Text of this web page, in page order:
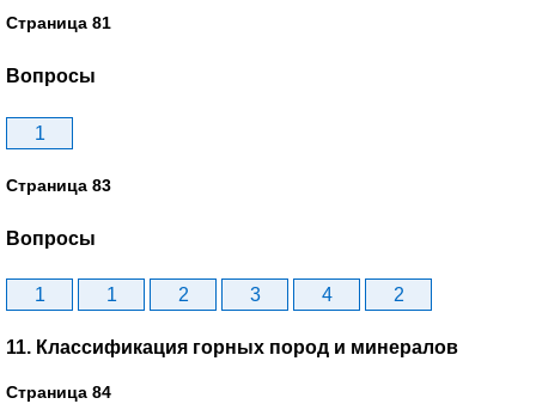
Страница 81
Вопросы
1
Страница 83
Вопросы
1 1 2 3 4 2
11. Классификация горных пород и минералов
Страница 84